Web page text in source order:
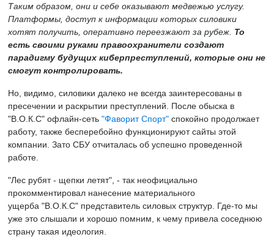
Таким образом, они и себе оказывают медвежью услугу.
Платформы, доступ к информации которых силовики
хотят получить, оперативно переезжают за рубеж. То
есть своими руками правоохранители создают
парадигму будущих киберпреступлений, которые они не
смогут контролировать.
Но, видимо, силовики далеко не всегда заинтересованы в
пресечении и раскрытии преступлений. После обыска в
"В.О.К.С" офлайн-сеть "Фаворит Спорт" спокойно продолжает
работу, также бесперебойно функционируют сайты этой
компании. Зато СБУ отчиталась об успешно проведенной
работе.
"Лес рубят - щепки летят", - так неофициально
прокомментировал нанесение материального
ущерба "В.О.К.С" представитель силовых структур. Где-то мы
уже это слышали и хорошо помним, к чему привела соседнюю
страну такая идеология.